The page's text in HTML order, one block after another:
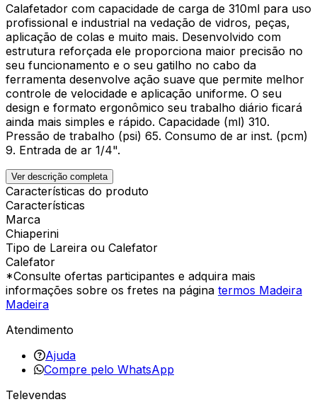
Calafetador com capacidade de carga de 310ml para uso
profissional e industrial na vedação de vidros, peças,
aplicação de colas e muito mais. Desenvolvido com
estrutura reforçada ele proporciona maior precisão no
seu funcionamento e o seu gatilho no cabo da
ferramenta desenvolve ação suave que permite melhor
controle de velocidade e aplicação uniforme. O seu
design e formato ergonômico seu trabalho diário ficará
ainda mais simples e rápido. Capacidade (ml) 310.
Pressão de trabalho (psi) 65. Consumo de ar inst. (pcm)
9. Entrada de ar 1/4".
Ver descrição completa
Características do produto
Características
Marca
Chiaperini
Tipo de Lareira ou Calefator
Calefator
*Consulte ofertas participantes e adquira mais
informações sobre os fretes na página termos Madeira
Madeira
Atendimento
Ajuda
Compre pelo WhatsApp
Televendas